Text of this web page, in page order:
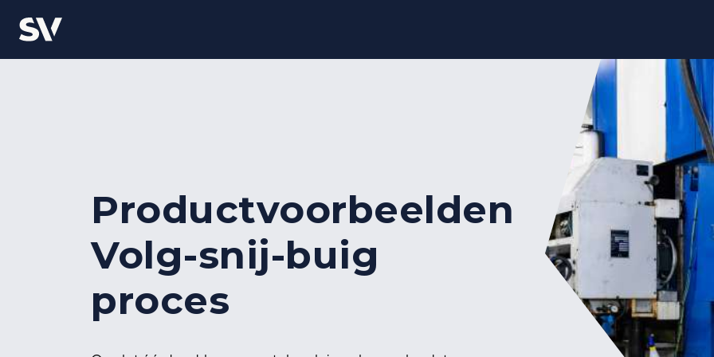
Productvoorbeelden
Volg-snij-buig
proces